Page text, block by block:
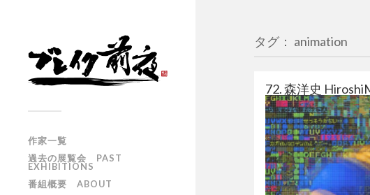
作家一覧
過去の展覧会 PAST
EXHIBITIONS
番組概要 ABOUT
タグ： animation
72. 森洋史